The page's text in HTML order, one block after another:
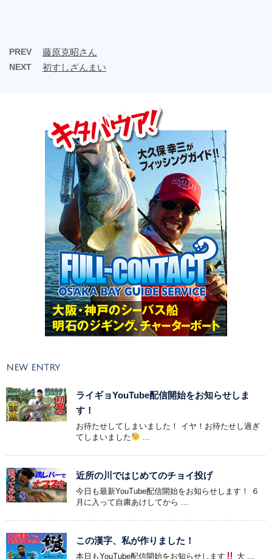
PREV 藤原克昭さん
NEXT 初すしざんまい
NEW ENTRY
ライギョYouTube配信開始をお知らせしま
す！
お待たせしてしまいました！ イヤ！お待たせし過ぎ
てしまいました
近所の川ではじめてのチョイ投げ
今日も最新YouTube配信開始をお知らせします！ ６
月に入って自粛あけしてから ...
この漢字、私が作りました！
本日もYouTube配信開始をお知らせします 大 ...